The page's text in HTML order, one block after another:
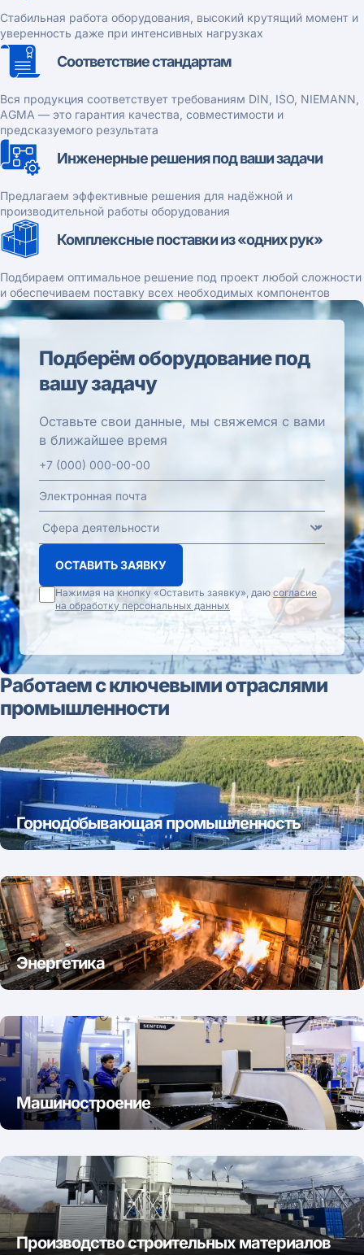
Стабильная работа оборудования, высокий крутящий момент и
уверенность даже при интенсивных нагрузках
Соответствие стандартам
Вся продукция соответствует требованиям DIN, ISO, NIEMANN,
AGMA — это гарантия качества, совместимости и
предсказуемого результата
Инженерные решения под ваши задачи
Предлагаем эффективные решения для надёжной и
производительной работы оборудования
Комплексные поставки из «одних рук»
Подбираем оптимальное решение под проект любой сложности
и обеспечиваем поставку всех необходимых компонентов
Подберём оборудование под
вашу задачу
Оставьте свои данные, мы свяжемся с вами
в ближайшее время
ОСТАВИТЬ ЗАЯВКУ
Нажимая на кнопку «Оставить заявку», даю согласие
на обработку персональных данных
Работаем с ключевыми отраслями
промышленности
Горнодобывающая промышленность
Энергетика
Машиностроение
Производство строительных материалов